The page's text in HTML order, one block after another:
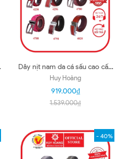
Dây nịt nam da cá sấu cao cấp
nhiều loại màu đỏ, hồng
HD4238-56-4780-88-98-
4828
Huy Hoàng
919.000₫
1.539.000₫
- 40%